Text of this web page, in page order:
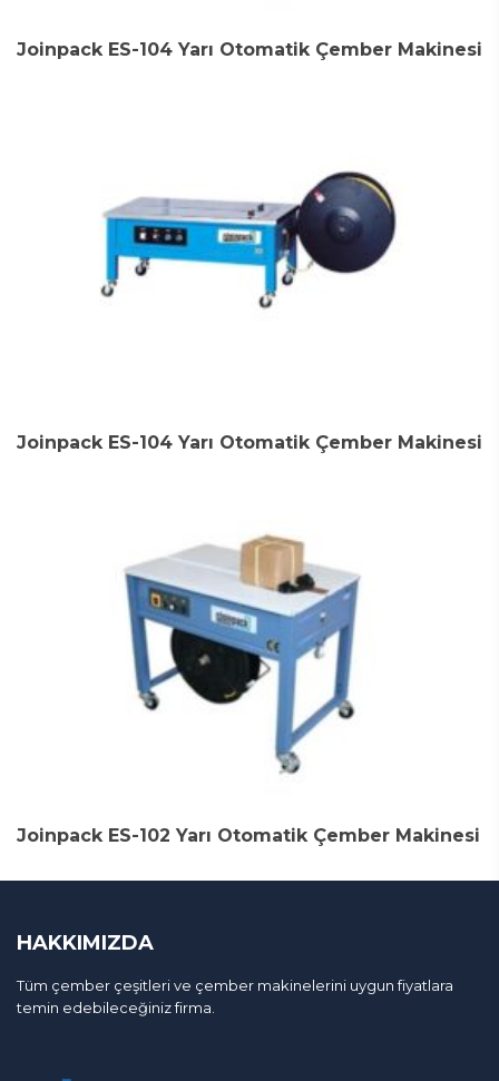
Joinpack ES-104 Yarı Otomatik Çember Makinesi
Joinpack ES-104 Yarı Otomatik Çember Makinesi
Joinpack ES-102 Yarı Otomatik Çember Makinesi
HAKKIMIZDA
Tüm çember çeşitleri ve çember makinelerini uygun fiyatlara
temin edebileceğiniz firma.